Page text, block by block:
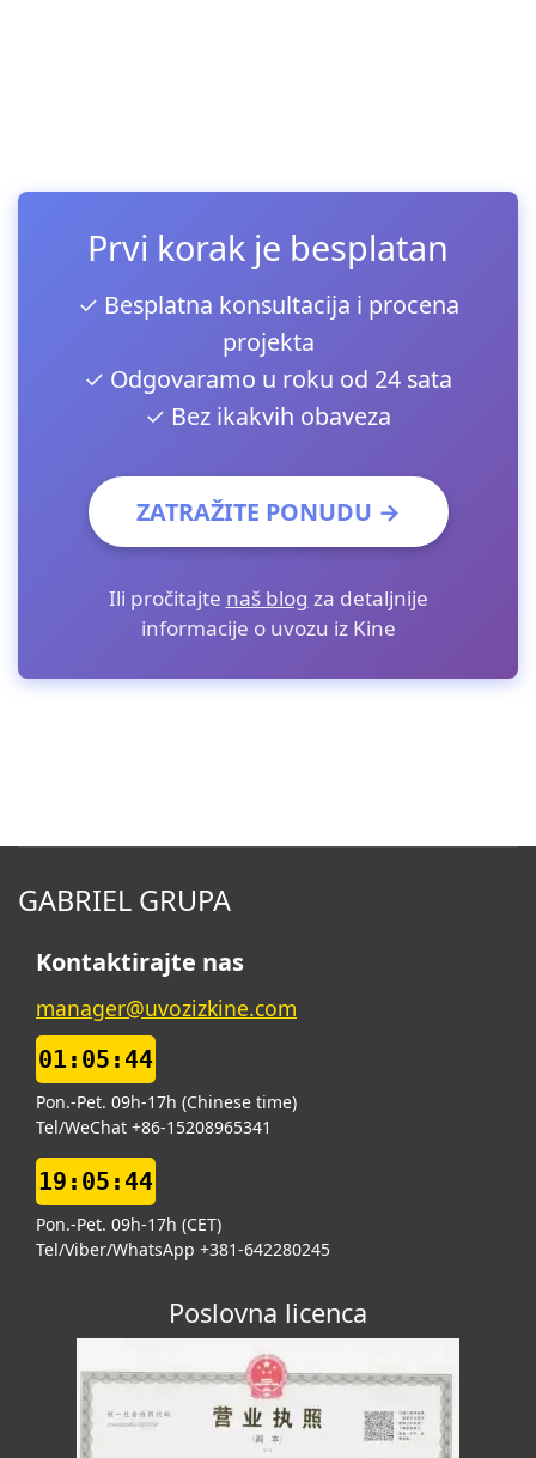
Prvi korak je besplatan
✓ Besplatna konsultacija i procena
projekta
✓ Odgovaramo u roku od 24 sata
✓ Bez ikakvih obaveza
ZATRAŽITE PONUDU →
Ili pročitajte naš blog za detaljnije
informacije o uvozu iz Kine
GABRIEL GRUPA
Kontaktirajte nas
manager@uvozizkine.com
01:05:45
Pon.-Pet. 09h-17h (Chinese time)
Tel/WeChat +86-15208965341
19:05:45
Pon.-Pet. 09h-17h (CET)
Tel/Viber/WhatsApp +381-642280245
Poslovna licenca